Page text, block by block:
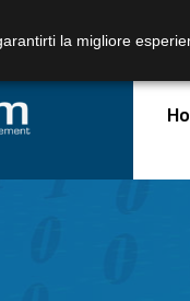
la migliore